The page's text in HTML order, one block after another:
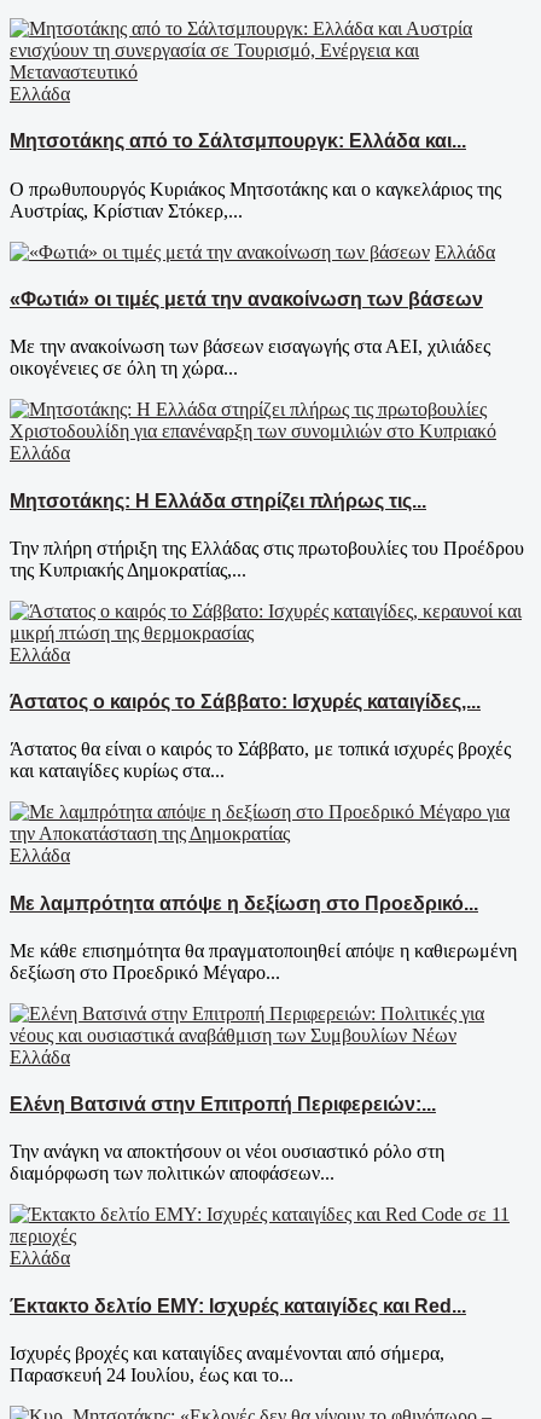
Ελλάδα
Μητσοτάκης από το Σάλτσμπουργκ: Ελλάδα και...
Ο πρωθυπουργός Κυριάκος Μητσοτάκης και ο καγκελάριος της
Αυστρίας, Κρίστιαν Στόκερ,...
Ελλάδα
«Φωτιά» οι τιμές μετά την ανακοίνωση των βάσεων
Με την ανακοίνωση των βάσεων εισαγωγής στα ΑΕΙ, χιλιάδες
οικογένειες σε όλη τη χώρα...
Ελλάδα
Μητσοτάκης: Η Ελλάδα στηρίζει πλήρως τις...
Την πλήρη στήριξη της Ελλάδας στις πρωτοβουλίες του Προέδρου
της Κυπριακής Δημοκρατίας,...
Ελλάδα
Άστατος ο καιρός το Σάββατο: Ισχυρές καταιγίδες,...
Άστατος θα είναι ο καιρός το Σάββατο, με τοπικά ισχυρές βροχές
και καταιγίδες κυρίως στα...
Ελλάδα
Με λαμπρότητα απόψε η δεξίωση στο Προεδρικό...
Με κάθε επισημότητα θα πραγματοποιηθεί απόψε η καθιερωμένη
δεξίωση στο Προεδρικό Μέγαρο...
Ελλάδα
Ελένη Βατσινά στην Επιτροπή Περιφερειών:...
Την ανάγκη να αποκτήσουν οι νέοι ουσιαστικό ρόλο στη
διαμόρφωση των πολιτικών αποφάσεων...
Ελλάδα
Έκτακτο δελτίο ΕΜΥ: Ισχυρές καταιγίδες και Red...
Ισχυρές βροχές και καταιγίδες αναμένονται από σήμερα,
Παρασκευή 24 Ιουλίου, έως και το...